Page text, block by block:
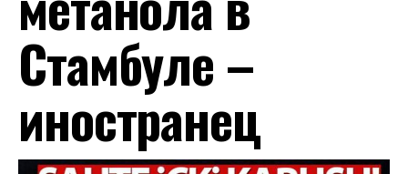
Стамбуле –
иностранец